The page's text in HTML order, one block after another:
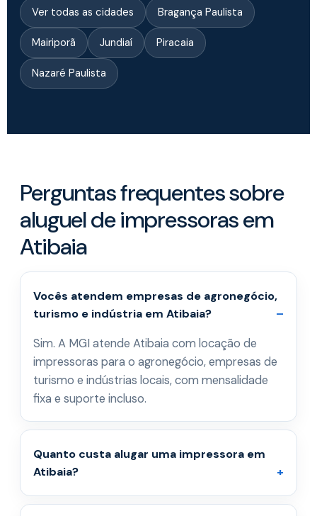
Ver todas as cidades Bragança Paulista
Mairiporã Jundiaí Piracaia
Nazaré Paulista
Perguntas frequentes sobre
aluguel de impressoras em
Atibaia
Vocês atendem empresas de agronegócio,
turismo e indústria em Atibaia?
Sim. A MGI atende Atibaia com locação de
impressoras para o agronegócio, empresas de
turismo e indústrias locais, com mensalidade
fixa e suporte incluso.
Quanto custa alugar uma impressora em
Atibaia?